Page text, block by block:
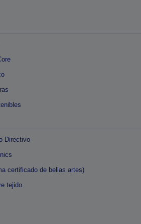
Directivo
certificado de bellas artes)
tejido